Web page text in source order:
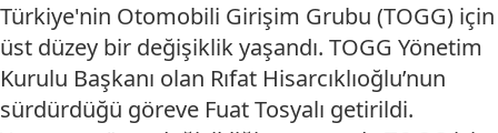
Türkiye'nin Otomobili Girişim Grubu (TOGG) için
üst düzey bir değişiklik yaşandı. TOGG Yönetim
Kurulu Başkanı olan Rıfat Hisarcıklıoğlu’nun
sürdürdüğü göreve Fuat Tosyalı getirildi.